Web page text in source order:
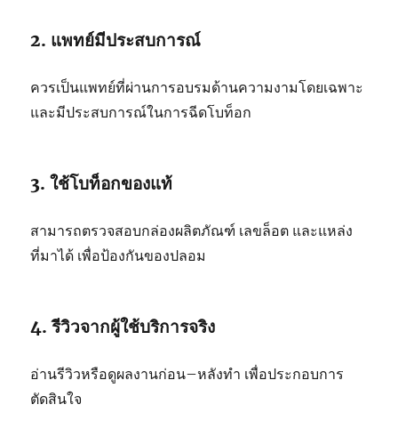
2. แพทย์มีประสบการณ์
ควรเป็นแพทย์ที่ผ่านการอบรมด้านความงามโดยเฉพาะ
และมีประสบการณ์ในการฉีดโบท็อก
3. ใช้โบท็อกของแท้
สามารถตรวจสอบกล่องผลิตภัณฑ์ เลขล็อต และแหล่ง
ที่มาได้ เพื่อป้องกันของปลอม
4. รีวิวจากผู้ใช้บริการจริง
อ่านรีวิวหรือดูผลงานก่อน–หลังทำ เพื่อประกอบการ
ตัดสินใจ